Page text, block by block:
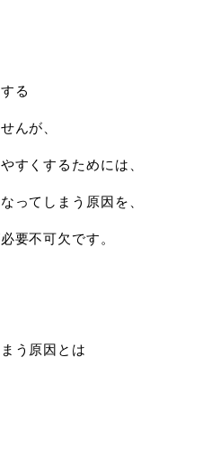
る
んが、
すくするためには、
ってしまう原因を、
要不可欠です。
う原因とは